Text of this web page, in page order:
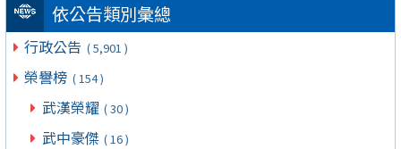
依公告類別彙總
行政公告 ( 5,901 )
榮譽榜 ( 154 )
武漢榮耀 ( 30 )
武中豪傑 ( 16 )